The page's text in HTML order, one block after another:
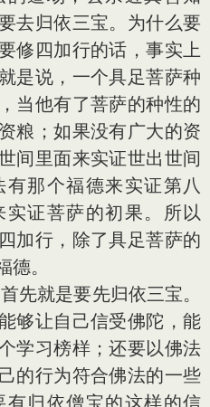
去归依三宝。为什么要
修四加行的话，事实上
是说，一个具足菩萨种
当他有了菩萨的种性的
粮；如果没有广大的资
间里面来实证世出世间
那个福德来实证第八
证菩萨的初果。所以
加行，除了具足菩萨的
。
就是要先归依三宝。
够让自己信受佛陀，能
学习榜样；还要以佛法
的行为符合佛法的一些
归依僧宝的这样的信